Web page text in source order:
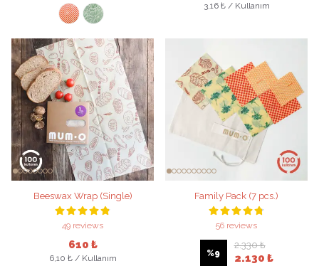
3,16 ₺ / Kullanım
Beeswax Wrap (Single)
49 reviews
610 ₺
6,10 ₺ / Kullanım
Family Pack (7 pcs.)
56 reviews
%9
2.330 ₺
2.130 ₺